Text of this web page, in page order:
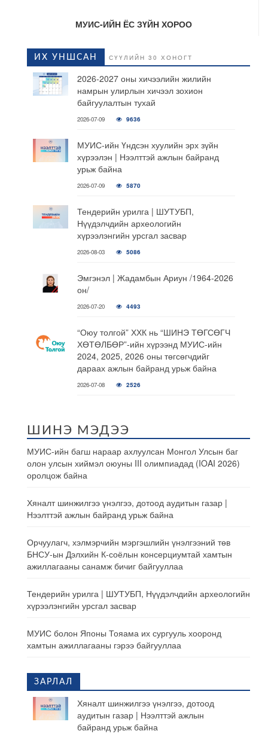
МУИС-ИЙН ЁС ЗҮЙН ХОРОО
ИХ УНШСАН СҮҮЛИЙН 30 ХОНОГТ
2026-2027 оны хичээлийн жилийн
намрын улирлын хичээл зохион
байгуулалтын тухай
2026-07-09 9636
МУИС-ийн Үндсэн хуулийн эрх зүйн
хүрээлэн | Нээлттэй ажлын байранд
урьж байна
2026-07-09 5870
Тендерийн урилга | ШУТУБП,
Нүүдэлчдийн археологийн
хүрээлэнгийн урсгал засвар
2026-08-03 5086
Эмгэнэл | Жадамбын Ариун /1964-2026
он/
2026-07-20 4493
“Оюу толгой” ХХК нь “ШИНЭ ТӨГСӨГЧ
ХӨТӨЛБӨР”-ийн хүрээнд МУИС-ийн
2024, 2025, 2026 оны төгсөгчдийг
дараах ажлын байранд урьж байна
2026-07-08 2526
ШИНЭ МЭДЭЭ
МУИС-ийн багш нараар ахлуулсан Монгол Улсын баг
олон улсын хиймэл оюуны III олимпиадад (IOAI 2026)
оролцож байна
Хяналт шинжилгээ үнэлгээ, дотоод аудитын газар |
Нээлттэй ажлын байранд урьж байна
Орчуулагч, хэлмэрчийн мэргэшлийн үнэлгээний төв
БНСУ-ын Дэлхийн К-соёлын консерциумтай хамтын
ажиллагааны санамж бичиг байгууллаа
Тендерийн урилга | ШУТУБП, Нүүдэлчдийн археологийн
хүрээлэнгийн урсгал засвар
МУИС болон Японы Тояама их сургууль хооронд
хамтын ажиллагааны гэрээ байгууллаа
ЗАРЛАЛ
Хяналт шинжилгээ үнэлгээ, дотоод
аудитын газар | Нээлттэй ажлын
байранд урьж байна